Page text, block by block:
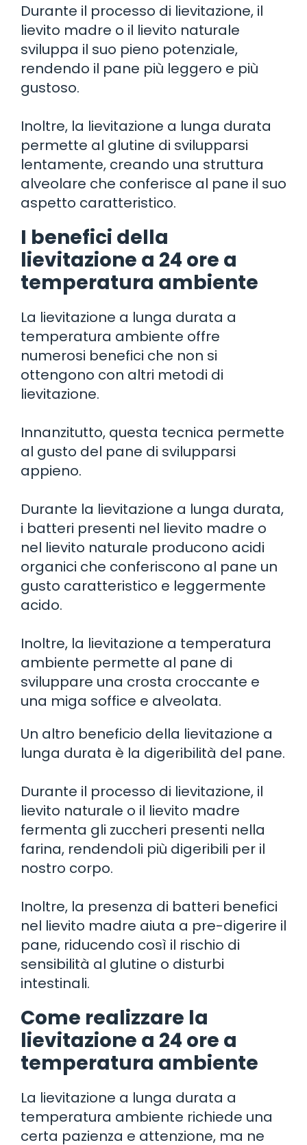
Durante il processo di lievitazione, il
lievito madre o il lievito naturale
sviluppa il suo pieno potenziale,
rendendo il pane più leggero e più
gustoso.
Inoltre, la lievitazione a lunga durata
permette al glutine di svilupparsi
lentamente, creando una struttura
alveolare che conferisce al pane il suo
aspetto caratteristico.
I benefici della
lievitazione a 24 ore a
temperatura ambiente
La lievitazione a lunga durata a
temperatura ambiente offre
numerosi benefici che non si
ottengono con altri metodi di
lievitazione.
Innanzitutto, questa tecnica permette
al gusto del pane di svilupparsi
appieno.
Durante la lievitazione a lunga durata,
i batteri presenti nel lievito madre o
nel lievito naturale producono acidi
organici che conferiscono al pane un
gusto caratteristico e leggermente
acido.
Inoltre, la lievitazione a temperatura
ambiente permette al pane di
sviluppare una crosta croccante e
una miga soffice e alveolata.
Un altro beneficio della lievitazione a
lunga durata è la digeribilità del pane.
Durante il processo di lievitazione, il
lievito naturale o il lievito madre
fermenta gli zuccheri presenti nella
farina, rendendoli più digeribili per il
nostro corpo.
Inoltre, la presenza di batteri benefici
nel lievito madre aiuta a pre-digerire il
pane, riducendo così il rischio di
sensibilità al glutine o disturbi
intestinali.
Come realizzare la
lievitazione a 24 ore a
temperatura ambiente
La lievitazione a lunga durata a
temperatura ambiente richiede una
certa pazienza e attenzione, ma ne